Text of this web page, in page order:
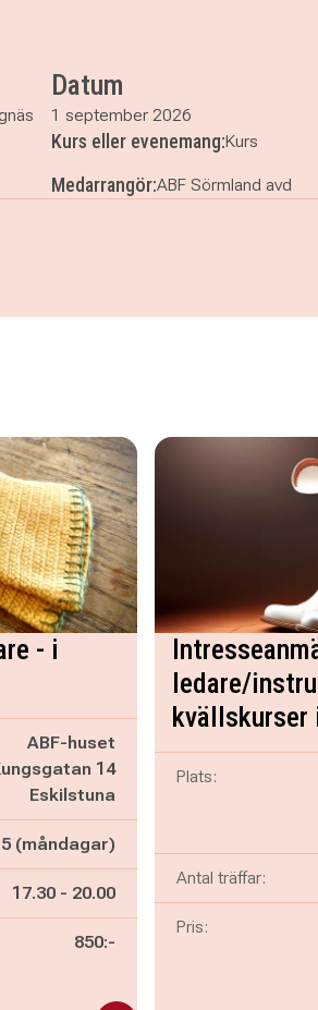
Datum
1 september 2026
Kurs eller evenemang:Kurs
Medarrangör:ABF Sörmland avd
- i
ABF-huset
14
Eskilstuna
5 (måndagar)
Pågår mellan
17.30 - och
20.00
850:-
ledare/
kvällskurser
Plats:
Antal träffar:
Pris: